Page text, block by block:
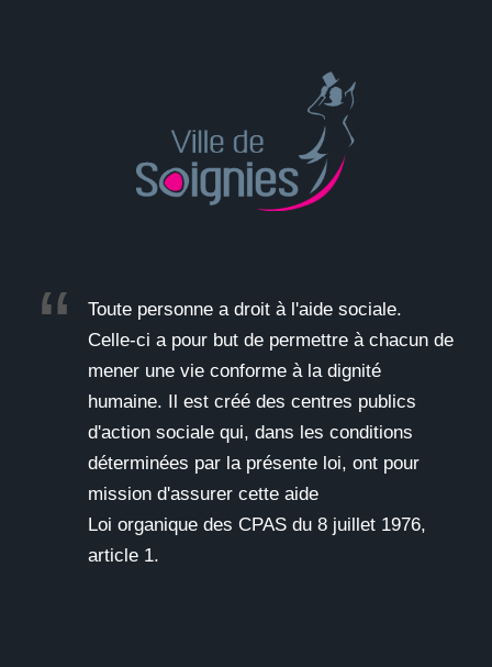
Toute personne a droit à l'aide sociale.
Celle-ci a pour but de permettre à chacun de
mener une vie conforme à la dignité
humaine. Il est créé des centres publics
d'action sociale qui, dans les conditions
déterminées par la présente loi, ont pour
mission d'assurer cette aide
Loi organique des CPAS du 8 juillet 1976,
article 1.